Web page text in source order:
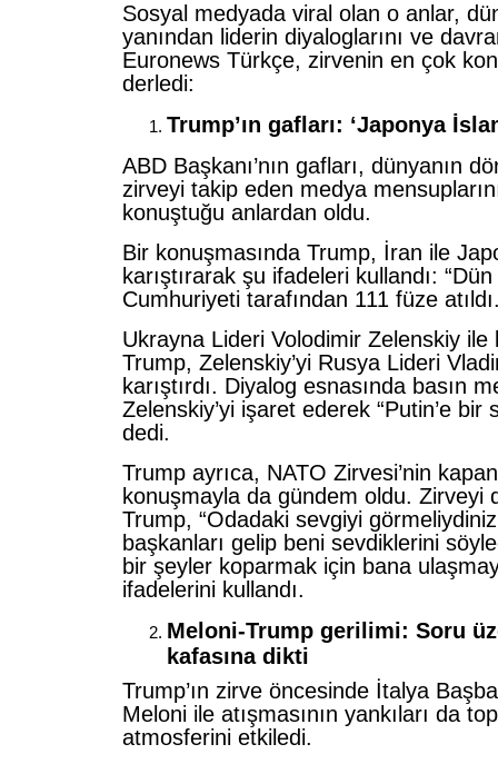
Sosyal medyada viral olan o anlar,
yanından liderin diyaloglarını ve
Euronews Türkçe, zirvenin en çok
derledi:
Trump’ın gafları: ‘Japonya
ABD Başkanı’nın gafları, dünyanın
zirveyi takip eden medya
konuştuğu anlardan oldu.
Bir konuşmasında Trump, İran ile
karıştırarak şu ifadeleri kullandı:
Cumhuriyeti tarafından 111 füze
Ukrayna Lideri Volodimir Zelenskiy ile
Trump, Zelenskiy’yi Rusya Lideri
karıştırdı. Diyalog esnasında basın
Zelenskiy’yi işaret ederek “Putin’e bir
dedi.
Trump ayrıca, NATO Zirvesi’nin
konuşmayla da gündem oldu. Zirveyi
Trump, “Odadaki sevgiyi
başkanları gelip beni sevdiklerini
bir şeyler koparmak için bana
ifadelerini kullandı.
Meloni-Trump gerilimi: Soru
kafasına dikti
Trump’ın zirve öncesinde İtalya
Meloni ile atışmasının yankıları da
atmosferini etkiledi.